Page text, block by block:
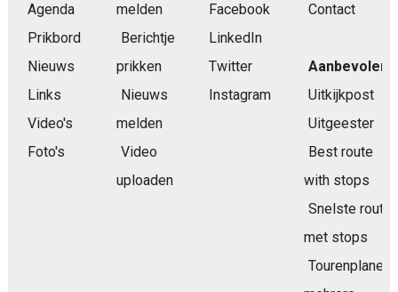
Agenda
Prikbord
Nieuws
Links
Video's
Foto's
melden
Berichtje
prikken
Nieuws
melden
Video
uploaden
Facebook
LinkedIn
Twitter
Instagram
Contact
Aanbevolen
Uitkijkpost
Uitgeester
Best route
with stops
Snelste route
met stops
Tourenplaner